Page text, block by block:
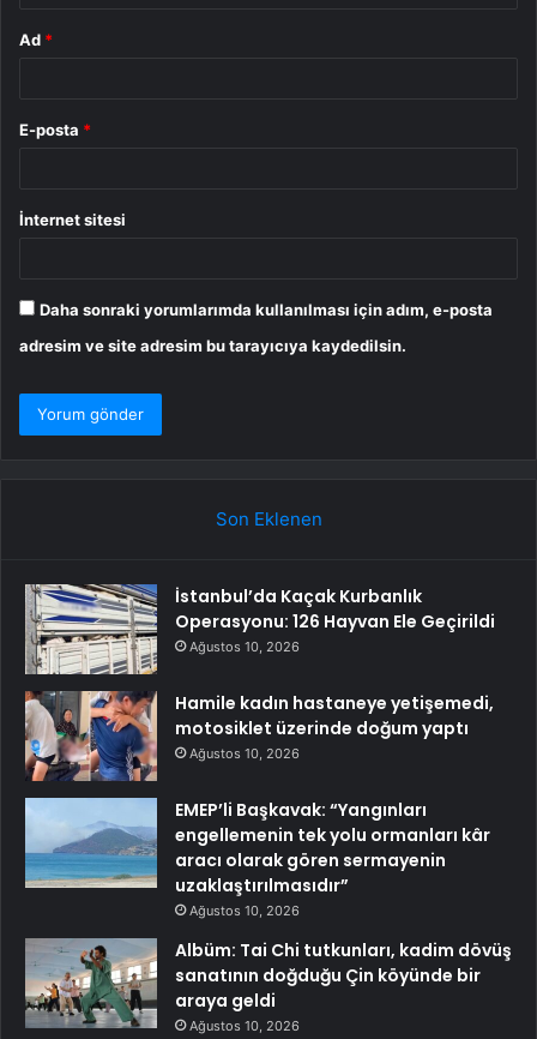
Ad *
E-posta *
İnternet sitesi
Daha sonraki yorumlarımda kullanılması için adım, e-posta
adresim ve site adresim bu tarayıcıya kaydedilsin.
Son Eklenen
İstanbul’da Kaçak Kurbanlık
Operasyonu: 126 Hayvan Ele Geçirildi
Ağustos 10, 2026
Hamile kadın hastaneye yetişemedi,
motosiklet üzerinde doğum yaptı
Ağustos 10, 2026
EMEP’li Başkavak: “Yangınları
engellemenin tek yolu ormanları kâr
aracı olarak gören sermayenin
uzaklaştırılmasıdır”
Ağustos 10, 2026
Albüm: Tai Chi tutkunları, kadim dövüş
sanatının doğduğu Çin köyünde bir
araya geldi
Ağustos 10, 2026